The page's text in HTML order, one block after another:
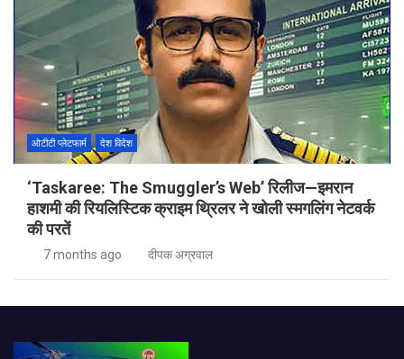
ओटीटी प्लेटफार्म देश विदेश
‘Taskaree: The Smuggler’s Web’ रिलीज—इमरान
हाशमी की रियलिस्टिक क्राइम थ्रिलर ने खोली स्मगलिंग नेटवर्क
की परतें
7 months ago दीपक अग्रवाल